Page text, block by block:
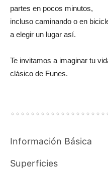
partes en pocos minutos,
incluso caminando o en
a elegir un lugar así.
Te invitamos a imaginar tu
clásico de Funes.
Información Básica
Superficies